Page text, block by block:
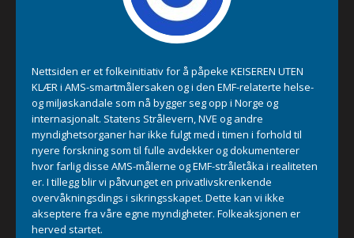
Nettsiden er et folkeinitiativ for å påpeke KEISEREN UTEN
KLÆR i AMS-smartmålersaken og i den EMF-relaterte helse-
og miljøskandale som nå bygger seg opp i Norge og
internasjonalt. Statens Strålevern, NVE og andre
myndighetsorganer har ikke fulgt med i timen i forhold til
nyere forskning som til fulle avdekker og dokumenterer
hvor farlig disse AMS-målerne og EMF-stråletåka i realiteten
er. I tillegg blir vi påtvunget en privatlivskrenkende
overvåkningsdings i sikringsskapet. Dette kan vi ikke
akseptere fra våre egne myndigheter. Folkeaksjonen er
herved startet.